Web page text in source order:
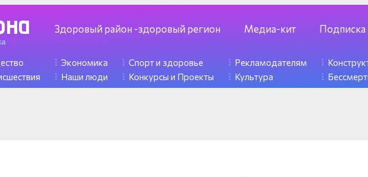
Здоровый район -здоровый регион Медиа-кит Подписка
Экономика
Наши люди
Спорт и здоровье
Конкурсы и Проекты
Рекламодателям
Культура